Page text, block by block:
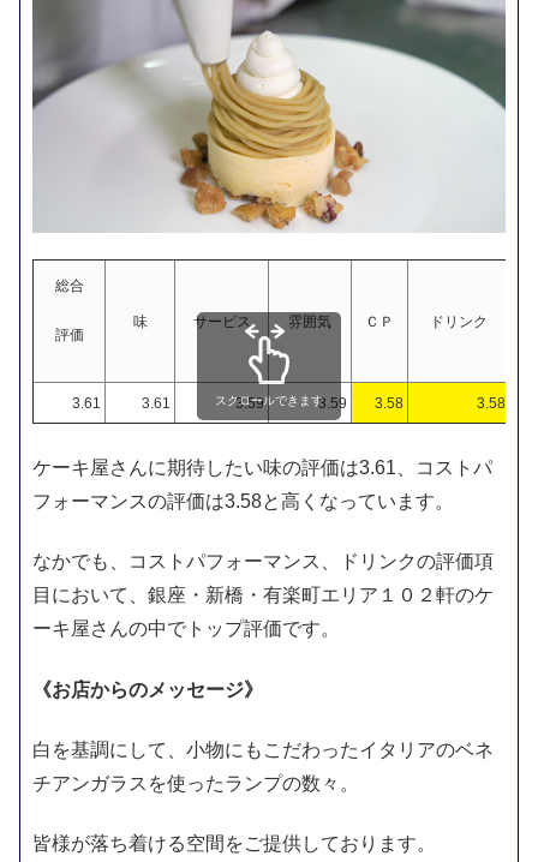
総合
評価
味 サービス 雰囲気 ＣＰ ドリンク
3.61 3.61 3.59 3.59 3.58 3.58
スクロールできます
ケーキ屋さんに期待したい味の評価は3.61、コストパ
フォーマンスの評価は3.58と高くなっています。
なかでも、コストパフォーマンス、ドリンクの評価項
目において、銀座・新橋・有楽町エリア１０２軒のケ
ーキ屋さんの中でトップ評価です。
《お店からのメッセージ》
白を基調にして、小物にもこだわったイタリアのベネ
チアンガラスを使ったランプの数々。
皆様が落ち着ける空間をご提供しております。